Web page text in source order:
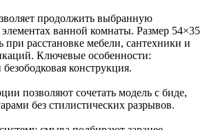
продолжить выбранную
ванной комнаты. Размер 54×35
при расстановке мебели, сантехники и
Ключевые особенности:
конструкция.
позволяют сочетать модель с биде,
без стилистических разрывов.